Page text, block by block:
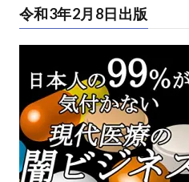
令和3年2月8日出版